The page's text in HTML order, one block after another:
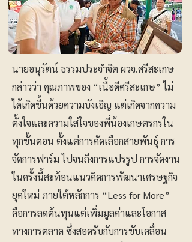
นายอนุรัตน์ ธรรมประจำจิต ผวจ.ศรีสะเกษ
กล่าวว่า คุณภาพของ “เนื้อดีศรีสะเกษ” ไม่
ได้เกิดขึ้นด้วยความบังเอิญ แต่เกิดจากความ
ตั้งใจและความใส่ใจของพี่น้องเกษตรกรใน
ทุกขั้นตอน ตั้งแต่การคัดเลือกสายพันธุ์ การ
จัดการฟาร์ม ไปจนถึงการแปรรูป การจัดงาน
ในครั้งนี้สะท้อนแนวคิดการพัฒนาเศรษฐกิจ
ยุคใหม่ ภายใต้หลักการ “Less for More”
คือการลดต้นทุนแต่เพิ่มมูลค่าและโอกาส
ทางการตลาด ซึ่งสอดรับกับการขับเคลื่อน